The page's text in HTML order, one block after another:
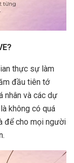
thực sự làm
đầu tiên tớ
nhân và các dự
không có quá
để cho mọi người